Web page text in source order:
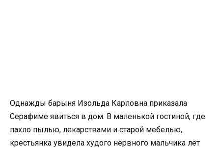
Однажды барыня Изольда Карловна приказала
Серафиме явиться в дом. В маленькой гостиной, где
пахло пылью, лекарствами и старой мебелью,
крестьянка увидела худого нервного мальчика лет